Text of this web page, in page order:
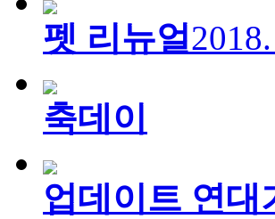
펫 리뉴얼
축데이
업데이트 연대